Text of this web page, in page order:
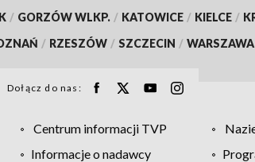
/ GORZÓW WLKP. / KATOWICE / KIELCE /
/ RZESZÓW / SZCZECIN / WARSZAWA
Dołącz do nas:
Centrum informacji TVP
Informacje o nadawcy